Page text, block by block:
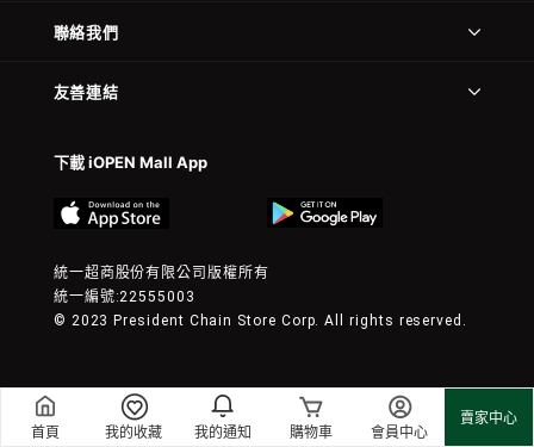
首頁 我的收藏 我的通知 購物車 會員中心
賣家中心
聯絡我們
友善連結
下載 iOPEN Mall App
統一超商股份有限公司版權所有
統一編號:22555003
© 2023 President Chain Store Corp. All rights reserved.